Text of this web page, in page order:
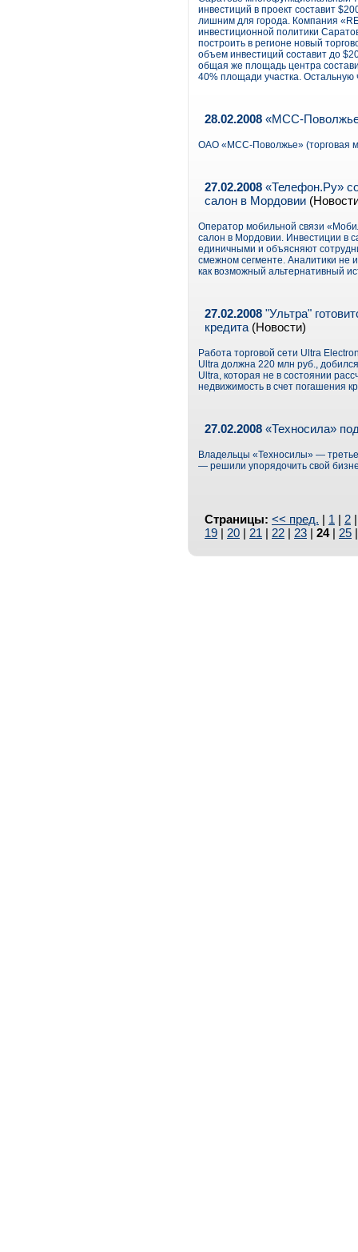
инвестиций в проект составит
лишним для города. Компания
инвестиционной политики
построить в регионе новый
объем инвестиций составит до
общая же площадь центра
40% площади участка.
28.02.2008 «МСС-
ОАО «МСС-Поволжье» (торговая
27.02.2008 «Телефон.Ру»
салон в Мордовии
Оператор мобильной связи
салон в Мордовии. Инвестиции в
единичными и объясняют
смежном сегменте. Аналитики не
как возможный альтернативный
27.02.2008 "Ультра"
кредита (Новости)
Работа торговой сети Ultra
Ultra должна 220 млн руб.,
Ultra, которая не в состоянии
недвижимость в счет погашения
27.02.2008 «Техносила»
Владельцы «Техносилы» —
— решили упорядочить свой
Страницы: << пред. | 1 | 2
19 | 20 | 21 | 22 | 23 | 24| 25